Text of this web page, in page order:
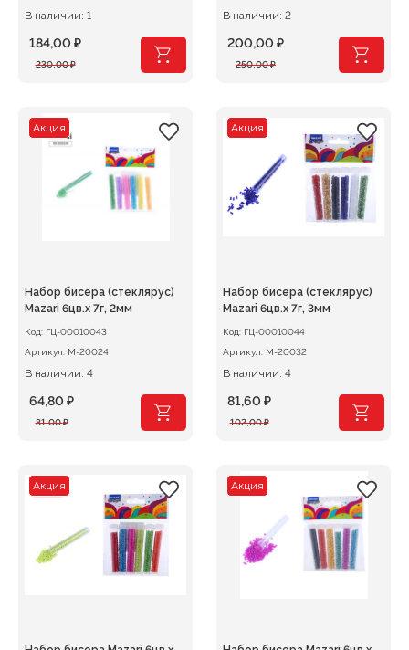
В наличии: 1
230,00₽
Первоначальная
230,00 ₽.
184,00 ₽
Текущая
В наличии: 2
250,00₽
Первоначальная
250,00 ₽.
200,00 ₽
Текущая
Акция
Набор бисера (стеклярус)
Mazari 6цв.х 7г, 2мм
Код: ГЦ-00010043
Артикул: M-20024
В наличии: 4
81,00₽
Первоначальная
81,00 ₽.
64,80 ₽
Текущая
Акция
Набор бисера (стеклярус)
Mazari 6цв.х 7г, 3мм
Код: ГЦ-00010044
Артикул: M-20032
В наличии: 4
102,00₽
Первоначальная
102,00 ₽.
81,60 ₽
Текущая
Акция Акция